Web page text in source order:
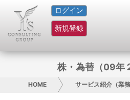
ログイン
新規登録
HOME
サービス紹介
グループ概要
株・為替（09年
HOME サービス紹介（業務